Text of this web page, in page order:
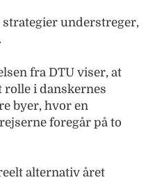
understreger,
fra DTU viser, at
i danskernes
byer, hvor en
foregår på to
alternativ året